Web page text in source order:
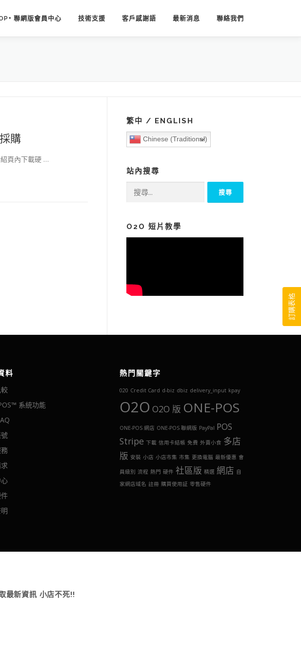
聯網版會員中心 技術支援 客戶感謝語 最新消息 聯絡我們
購
頁內下載硬 …
繁中 / ENGLISH
Chinese (Traditional)
站內搜尋
字:
O2O 短片教學
訂購表格
料
系統功能
熱門關鍵字
020 Credit Card d-biz dbiz delivery_input kpay
O2O O2O 版 ONE-POS
ONE-POS 網店 ONE-POS 聯網版 PayPal POS
Stripe 下載 信用卡結帳 免費 外賣小食 多店
版 安裝 小店 小店市集 市集 更換電腦 最新優惠 會
員級別 流程 熱門 硬件 社區版 精選 網店 自
家網店域名 註冊 購買使用証 零售硬件
最新資訊 小店不死!!